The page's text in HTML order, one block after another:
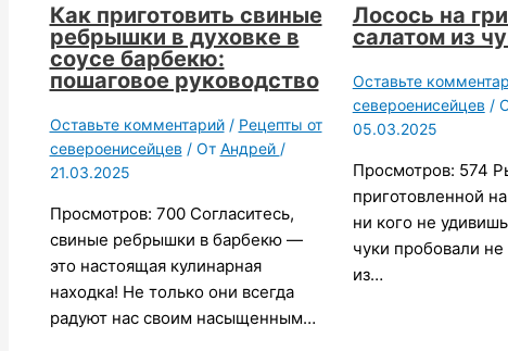
Как приготовить свиные
ребрышки в духовке в
соусе барбекю:
пошаговое руководство
Оставьте комментарий / Рецепты от
североенисейцев / От Андрей /
21.03.2025
Просмотров: 700 Согласитесь,
свиные ребрышки в барбекю —
это настоящая кулинарная
находка! Не только они всегда
радуют нас своим насыщенным…
Лосось на
салатом из
Оставьте
североенисейцев /
05.03.2025
Просмотров: 574
приготовленной
ни кого не
чуки пробовали
из…